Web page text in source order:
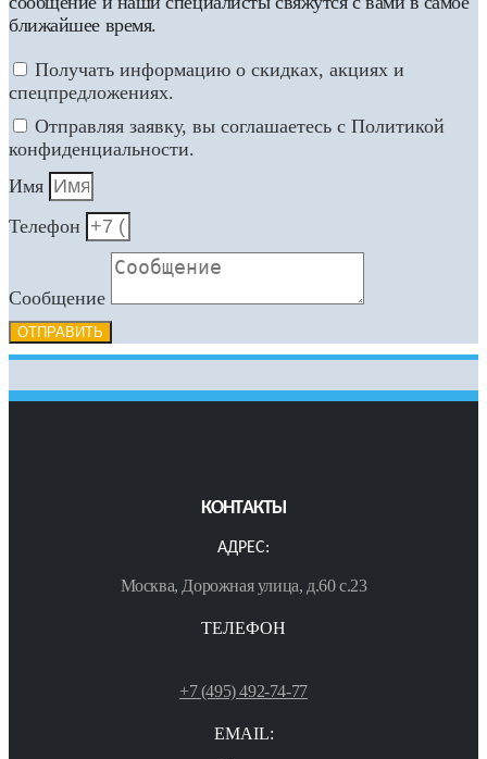
ближайшее время.
Получать информацию о скидках, акциях и
спецпредложениях.
Отправляя заявку, вы соглашаетесь с Политикой
конфиденциальности.
Имя
Телефон
Сообщение
ОТПРАВИТЬ
КОНТАКТЫ
АДРЕС:
Москва, Дорожная улица, д.60 с.23
ТЕЛЕФОН
+7 (495) 492-74-77
EMAIL: